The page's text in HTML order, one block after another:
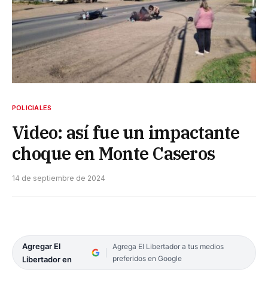
POLICIALES
Video: así fue un impactante
choque en Monte Caseros
14 de septiembre de 2024
Agregar El
Libertador en
Agrega El Libertador a tus medios
preferidos en Google